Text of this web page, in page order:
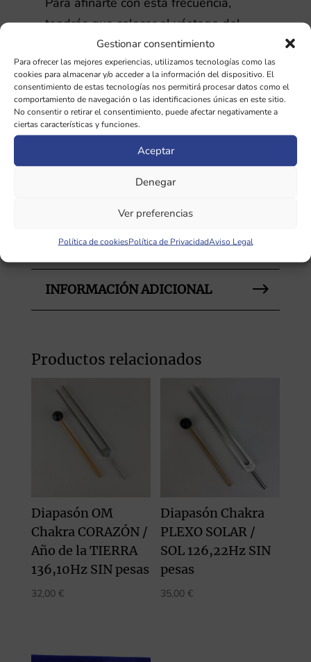
Gestionar consentimiento
Para ofrecer las mejores experiencias, utilizamos tecnologías como las
cookies para almacenar y/o acceder a la información del dispositivo. El
consentimiento de estas tecnologías nos permitirá procesar datos como el
comportamiento de navegación o las identificaciones únicas en este sitio.
No consentir o retirar el consentimiento, puede afectar negativamente a
ciertas características y funciones.
Aceptar
Denegar
Ver preferencias
Política de cookiesPolítica de PrivacidadAviso Legal
tendrás que colocar el vástago del
diapasón en la coronilla (centro) y
luego en ambas sienes, alternando de
un lado de la frente al otro durante 10
minutos. Estamos activando las ondas
cerebrales en los lóbulos frontales.
Recuerda que es mejor si equilibras
los chakras primero antes de hacer
sella la sesión con el diapasón de la
Creación.
INFORMACIÓN ADICIONAL
Productos relacionados
Diapasón OM
Chakra CORAZÓN /
Año de la TIERRA
136,10Hz SIN pesas
32,00 €
Diapasón Chakra
PLEXO SOLAR /
SOL 126,22Hz SIN
pesas
35,00 €